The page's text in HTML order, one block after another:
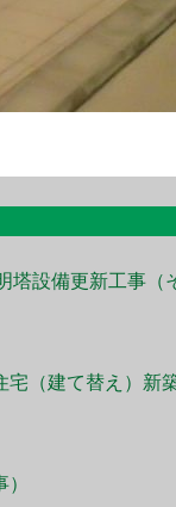
塔設備更新工事（
宅（建て替え）新